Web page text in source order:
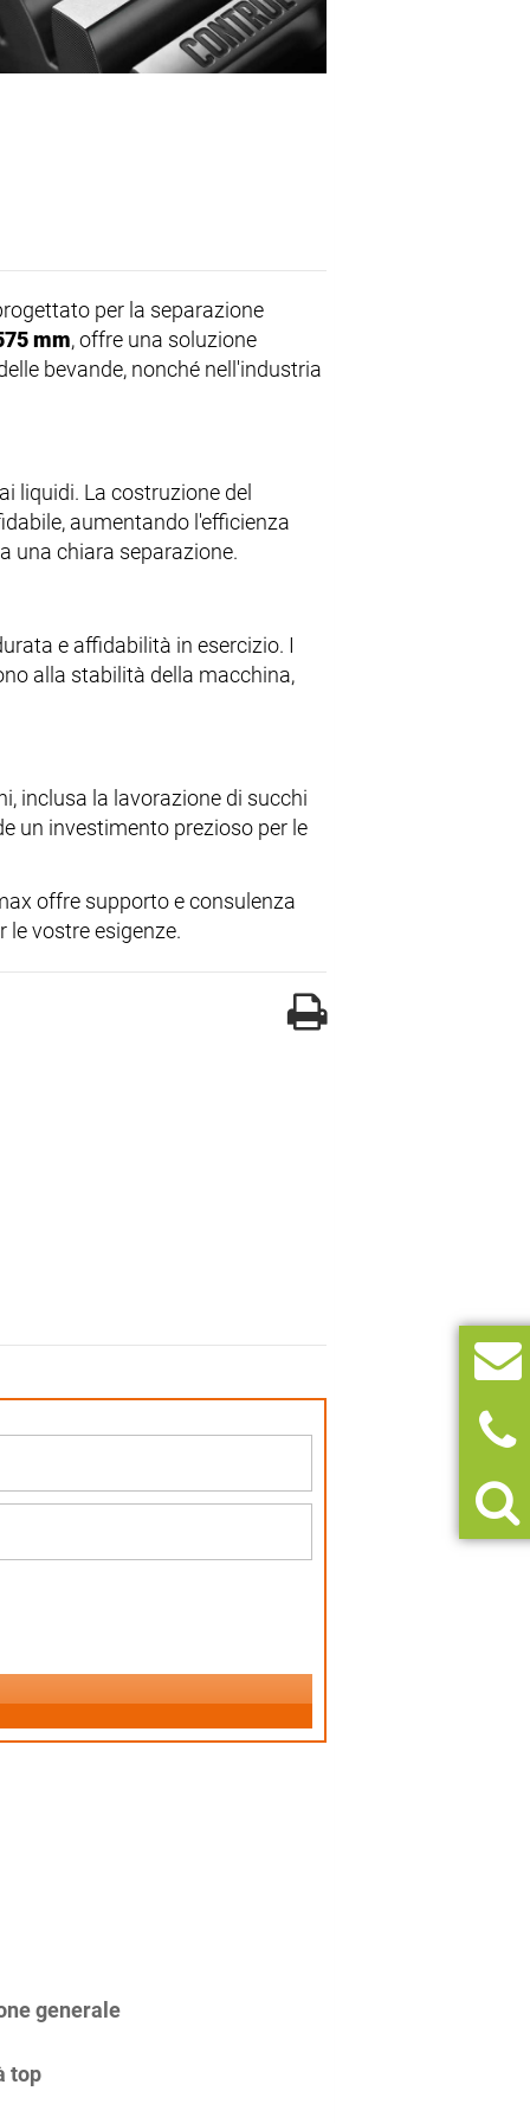
per la separazione
mm, offre una soluzione
bevande, nonché nell'industria
liquidi. La costruzione del
aumentando l'efficienza
una chiara separazione.
e affidabilità in esercizio. I
alla stabilità della macchina,
inclusa la lavorazione di succhi
un investimento prezioso per le
offre supporto e consulenza
vostre esigenze.
generale
top